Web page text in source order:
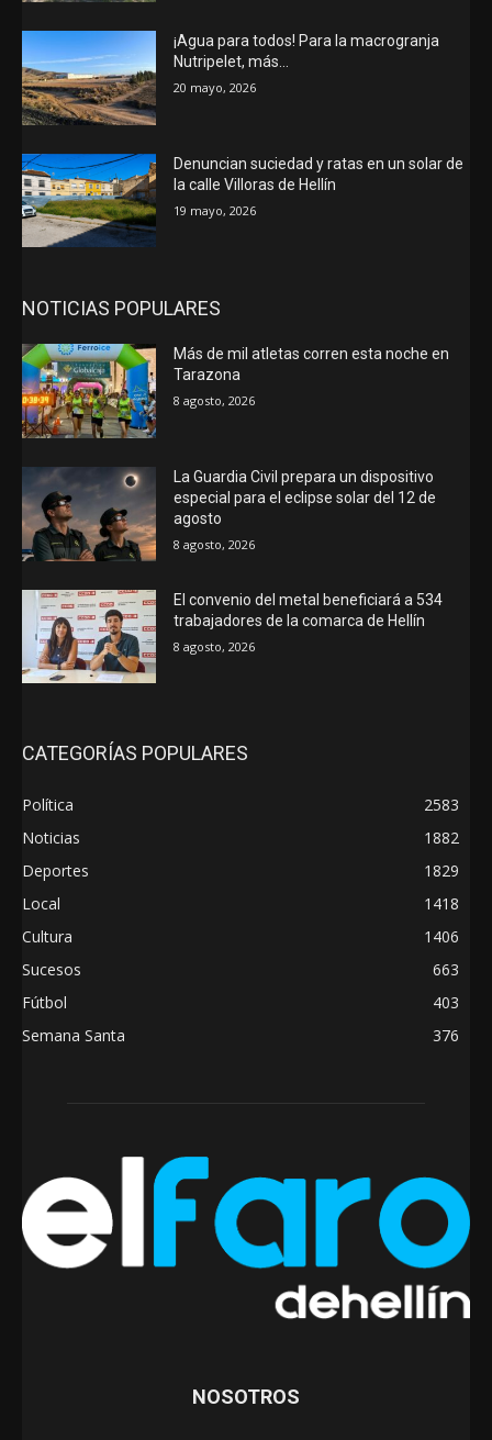
¡Agua para todos! Para la macrogranja
Nutripelet, más…
20 mayo, 2026
Denuncian suciedad y ratas en un solar de
la calle Villoras de Hellín
19 mayo, 2026
NOTICIAS POPULARES
Más de mil atletas corren esta noche en
Tarazona
8 agosto, 2026
La Guardia Civil prepara un dispositivo
especial para el eclipse solar del 12 de
agosto
8 agosto, 2026
El convenio del metal beneficiará a 534
trabajadores de la comarca de Hellín
8 agosto, 2026
CATEGORÍAS POPULARES
Política
2583
Noticias
1882
Deportes
1829
Local
1418
Cultura
1406
Sucesos
663
Fútbol
403
Semana Santa
376
NOSOTROS